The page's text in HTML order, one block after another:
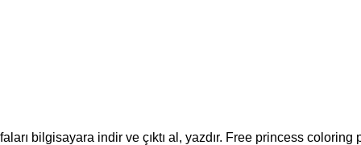
bilgisayara indir ve çıktı al, yazdır. Free princess coloring